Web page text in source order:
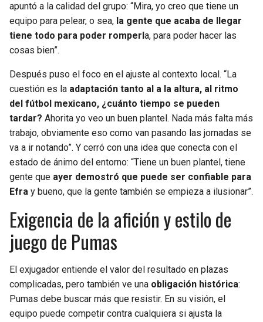
apuntó a la calidad del grupo: “Mira, yo creo que tiene un
equipo para pelear, o sea, la gente que acaba de llegar
tiene todo para poder romperl a, para poder hacer las
cosas bien”.
Después puso el foco en el ajuste al contexto local. “La
cuestión es la adaptación tanto al a la altura, al ritmo
del fútbol mexicano, ¿cuánto tiempo se pueden
tardar? Ahorita yo veo un buen plantel. Nada más falta más
trabajo, obviamente eso como van pasando las jornadas se
va a ir notando”. Y cerró con una idea que conecta con el
estado de ánimo del entorno: “Tiene un buen plantel, tiene
gente que ayer demostró que puede ser confiable para
Efra y bueno, que la gente también se empieza a ilusionar”.
Exigencia de la afición y estilo de
juego de Pumas
El exjugador entiende el valor del resultado en plazas
complicadas, pero también ve una obligación histórica:
Pumas debe buscar más que resistir. En su visión, el
equipo puede competir contra cualquiera si ajusta la